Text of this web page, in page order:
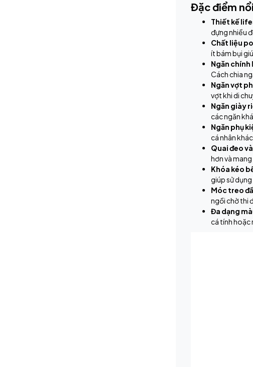
Đặc điểm
Thiết kế
đựng nhiều
Chất liệu
ít bám bụi
Ngăn
Cách chia
Ngăn vợt
vợt khi di
Ngăn giày
các ngăn
Ngăn phụ
cá nhân
Quai đeo
hơn và
Khóa kéo
giúp sử
Móc treo
ngồi chờ thi
Đa dạng
cá tính hoặc